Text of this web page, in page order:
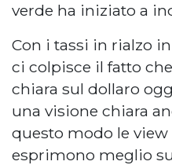
verde ha iniziato a
Con i tassi in rialzo
ci colpisce il fatto
chiara sul dollaro
una visione chiara
questo modo le
esprimono meglio